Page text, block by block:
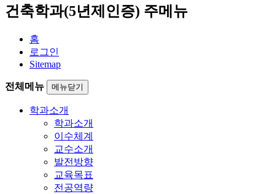
건축학과(5년제인증) 주메뉴
홈
로그인
Sitemap
전체메뉴 메뉴닫기
학과소개
학과소개
이수체계
교수소개
발전방향
교육목표
전공역량